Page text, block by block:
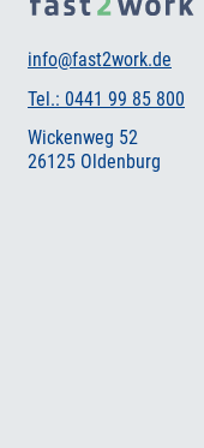
info@fast2work.de
Tel.: 0441 99 85 800
Wickenweg 52
26125 Oldenburg